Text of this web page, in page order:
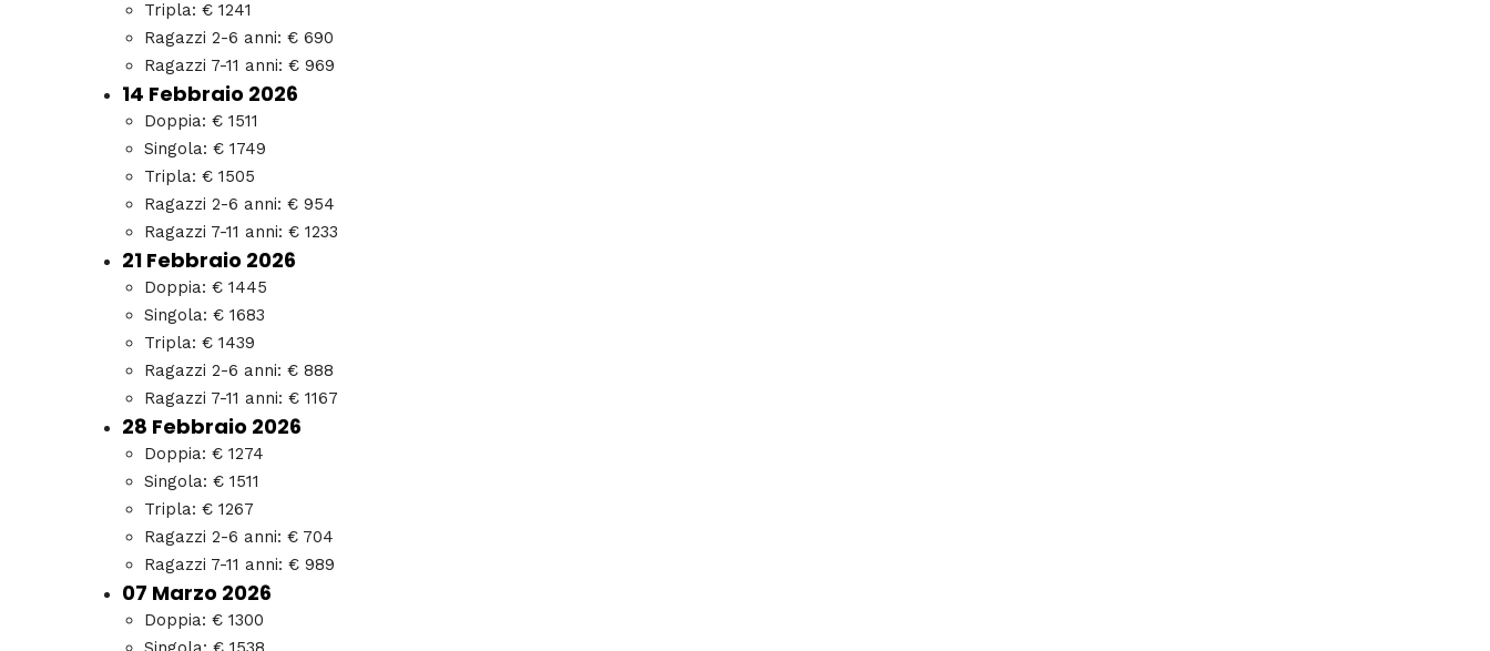
Tripla: € 1241
Ragazzi 2-6 anni: € 690
Ragazzi 7-11 anni: € 969
14 Febbraio 2026
Doppia: € 1511
Singola: € 1749
Tripla: € 1505
Ragazzi 2-6 anni: € 954
Ragazzi 7-11 anni: € 1233
21 Febbraio 2026
Doppia: € 1445
Singola: € 1683
Tripla: € 1439
Ragazzi 2-6 anni: € 888
Ragazzi 7-11 anni: € 1167
28 Febbraio 2026
Doppia: € 1274
Singola: € 1511
Tripla: € 1267
Ragazzi 2-6 anni: € 704
Ragazzi 7-11 anni: € 989
07 Marzo 2026
Doppia: € 1300